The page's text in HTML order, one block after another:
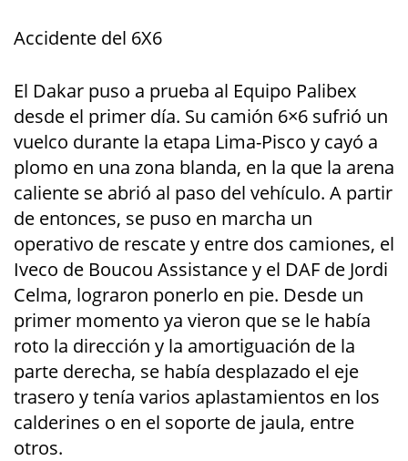
Accidente del 6X6
El Dakar puso a prueba al Equipo Palibex
desde el primer día. Su camión 6×6 sufrió un
vuelco durante la etapa Lima-Pisco y cayó a
plomo en una zona blanda, en la que la arena
caliente se abrió al paso del vehículo. A partir
de entonces, se puso en marcha un
operativo de rescate y entre dos camiones, el
Iveco de Boucou Assistance y el DAF de Jordi
Celma, lograron ponerlo en pie. Desde un
primer momento ya vieron que se le había
roto la dirección y la amortiguación de la
parte derecha, se había desplazado el eje
trasero y tenía varios aplastamientos en los
calderines o en el soporte de jaula, entre
otros.